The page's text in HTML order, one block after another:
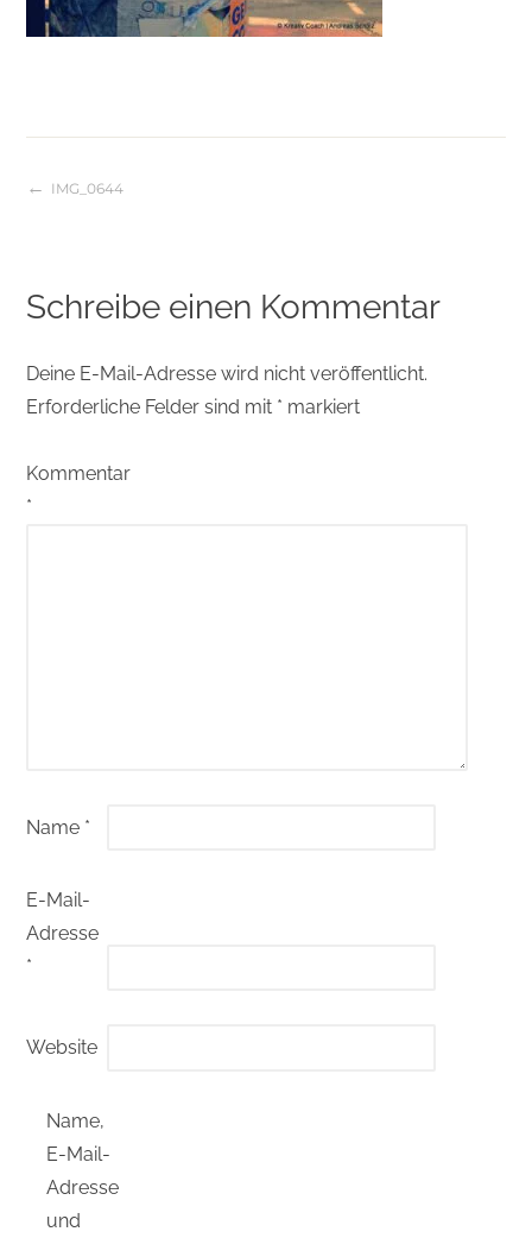
Beitragsnavigation
IMG_0644
Schreibe einen Kommentar
Deine E-Mail-Adresse wird nicht veröffentlicht.
Erforderliche Felder sind mit * markiert
Kommentar
*
Name *
E-Mail-
Adresse
*
Website
Name,
E-Mail-
Adresse
und